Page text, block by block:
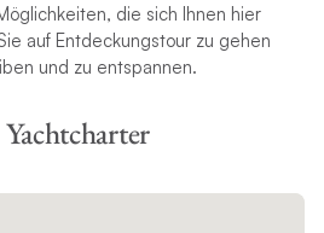
die sich Ihnen hier
auf Entdeckungstour zu gehen
und zu entspannen.